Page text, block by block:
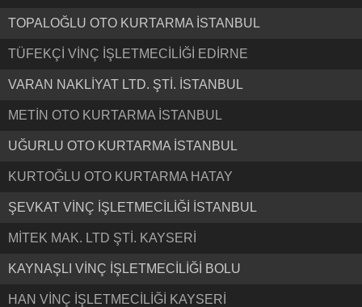
TOPALOĞLU OTO KURTARMA İSTANBUL
TÜFEKÇİ VİNÇ İŞLETMECİLİĞİ EDİRNE
VARAN NAKLİYAT LTD. ŞTİ. İSTANBUL
METİN OTO KURTARMA İSTANBUL
UĞURLU OTO KURTARMA İSTANBUL
KURTOĞLU OTO KURTARMA HATAY
ŞEVKAT VİNÇ İŞLETMECİLİĞİ İSTANBUL
MİTEK MAK. LTD ŞTİ. KAYSERİ
KAYNAŞLI VİNÇ İŞLETMECİLİĞİ BOLU
HAN VİNÇ İŞLETMECİLİĞİ KAYSERİ